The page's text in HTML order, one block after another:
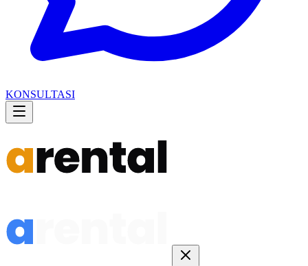
KONSULTASI